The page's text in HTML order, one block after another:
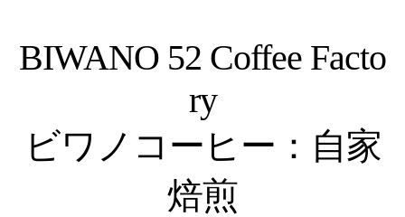
BIWANO 52 Coffee Facto
ry
ビワノコーヒー：自家
焙煎